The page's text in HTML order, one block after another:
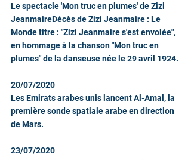
Le spectacle 'Mon truc en plumes' de Zizi
JeanmaireDécès de Zizi Jeanmaire : Le
Monde titre : "Zizi Jeanmaire s'est envolée",
en hommage à la chanson "Mon truc en
plumes" de la danseuse née le 29 avril 1924.
20/07/2020
Les Emirats arabes unis lancent Al-Amal, la
première sonde spatiale arabe en direction
de Mars.
23/07/2020